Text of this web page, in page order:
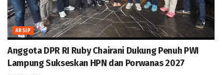
ARSIP
Anggota DPR RI Ruby Chairani Dukung Penuh PWI
Lampung Sukseskan HPN dan Porwanas 2027